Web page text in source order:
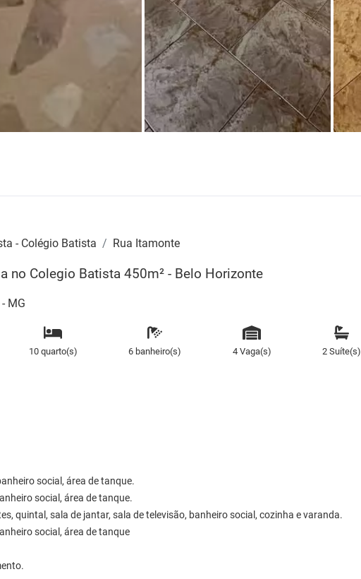
- Colégio Batista Rua Itamonte
no Colegio Batista 450m² - Belo Horizonte
MG
10 quarto(s) 6 banheiro(s) 4 Vaga(s) 2 Suíte(s)
social, área de tanque.
social, área de tanque.
quintal, sala de jantar, sala de televisão, banheiro social, cozinha e varanda.
social, área de tanque